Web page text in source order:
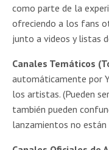
como parte de la
ofreciendo a los fans
junto a videos y listas
Canales Temáticos
automáticamente por
los artistas. (Pueden
también pueden
lanzamientos no